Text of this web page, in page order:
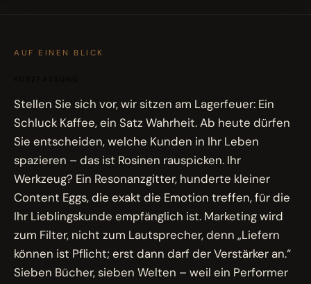
AUF EINEN BLICK
Stellen Sie sich vor, wir sitzen am Lagerfeuer: Ein
Schluck Kaffee, ein Satz Wahrheit. Ab heute dürfen
Sie entscheiden, welche Kunden in Ihr Leben
spazieren – das ist Rosinen rauspicken. Ihr
Werkzeug? Ein Resonanzgitter, hunderte kleiner
Content Eggs, die exakt die Emotion treffen, für die
Ihr Lieblingskunde empfänglich ist. Marketing wird
zum Filter, nicht zum Lautsprecher, denn „Liefern
können ist Pflicht; erst dann darf der Verstärker an.“
Sieben Bücher, sieben Welten – weil ein Performer